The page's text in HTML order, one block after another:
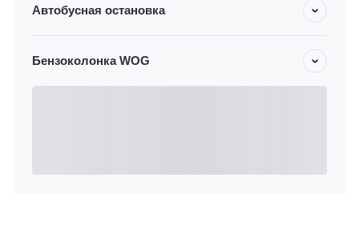
Автобусная остановка
Бензоколонка WOG